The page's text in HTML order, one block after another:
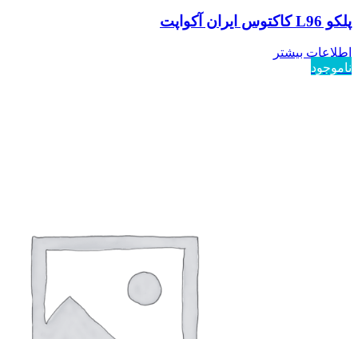
پلکو L96 کاکتوس ایران آکواپت
اطلاعات بیشتر
ناموجود